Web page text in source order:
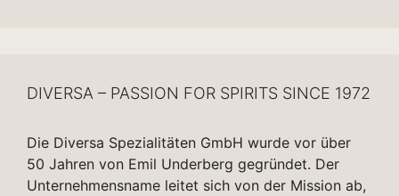
DIVERSA – PASSION FOR SPIRITS SINCE 1972
Die Diversa Spezialitäten GmbH wurde vor über
50 Jahren von Emil Underberg gegründet. Der
Unternehmensname leitet sich von der Mission ab,